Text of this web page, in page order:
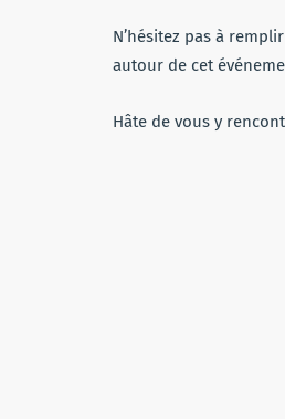
N’hésitez pas à
autour de cet
Hâte de vous y